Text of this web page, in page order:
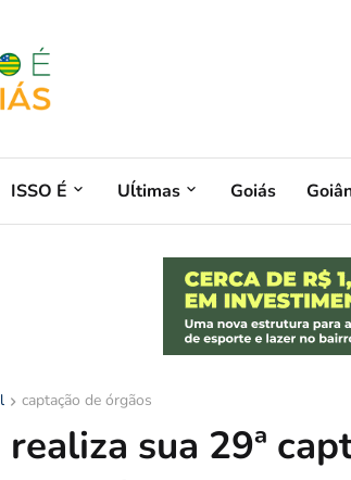
ISSO É Uĺtimas Goiás
captação de órgãos
realiza sua 29ª